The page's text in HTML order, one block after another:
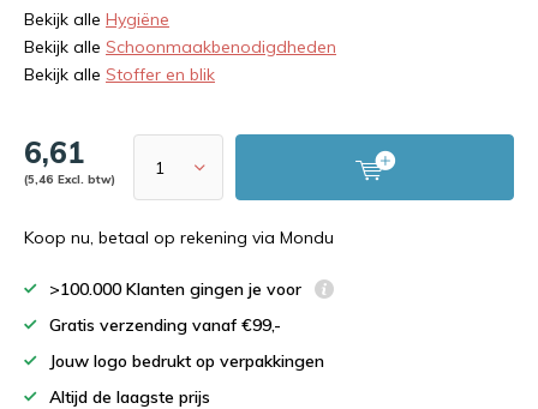
Bekijk alle Hygiëne
Bekijk alle Schoonmaakbenodigdheden
Bekijk alle Stoffer en blik
6,61
(5,46 Excl. btw)
Koop nu, betaal op rekening via Mondu
>100.000 Klanten gingen je voor
Gratis verzending vanaf €99,-
Jouw logo bedrukt op verpakkingen
Altijd de laagste prijs